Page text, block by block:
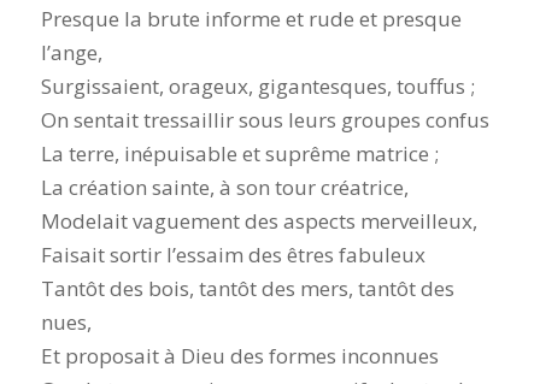
Presque la brute informe et rude et presque
l’ange,
Surgissaient, orageux, gigantesques, touffus ;
On sentait tressaillir sous leurs groupes confus
La terre, inépuisable et suprême matrice ;
La création sainte, à son tour créatrice,
Modelait vaguement des aspects merveilleux,
Faisait sortir l’essaim des êtres fabuleux
Tantôt des bois, tantôt des mers, tantôt des
nues,
Et proposait à Dieu des formes inconnues